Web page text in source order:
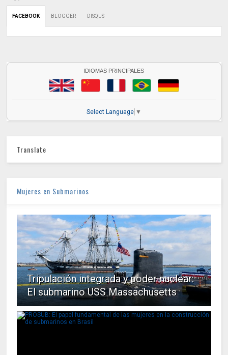
FACEBOOK BLOGGER DISQUS
IDIOMAS PRINCIPALES
Select Language ▼
Translate
Mujeres en Submarinos
Tripulación integrada y poder nuclear:
El submarino USS Massachusetts